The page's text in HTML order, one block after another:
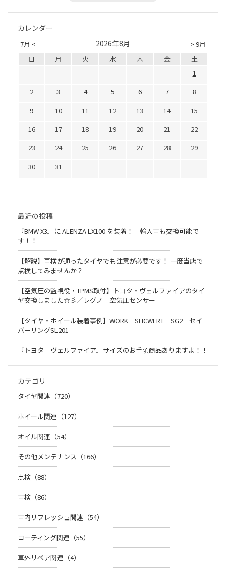
カレンダー
7月 < > 9月
2026年8月
日 月 火 水 木 金
土
1
2
3 4 5 6 7
8
9
10 11 12 13 14
15
16
17 18 19 20 21
22
23
24 25 26 27 28
29
30
31
最近の投稿
『BMW X3』に ALENZA LX100 を装着！ 輸入車も交換可能で
す！！
【解説】車検が通ったタイヤでも注意が必要です！ 一度当店で
点検してみませんか？
【空気圧の監視役・TPMS取付】トヨタ・ヴェルファイアのタイ
ヤ交換しました☆彡／レグノ 空気圧センサー
【タイヤ・ホイール装着事例】WORK SHCWERT SG2 セイ
バーリングSL201
『トヨタ ヴェルファイア』サイズのお手頃商品ありますよ！！
カテゴリ
タイヤ関連（720）
ホイール関連（127）
オイル関連（54）
その他メンテナンス（166）
点検（88）
車検（86）
車内リフレッシュ関連（54）
コーティング関連（55）
車外リペア関連（4）